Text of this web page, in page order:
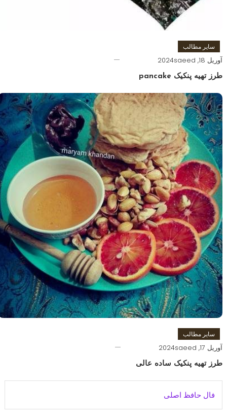
سایر مطالب
آوریل 18, 2024 saeed
طرز تهیه پنکیک pancake
سایر مطالب
آوریل 17, 2024 saeed
طرز تهیه پنکیک ساده عالی
فال حافظ اصلی